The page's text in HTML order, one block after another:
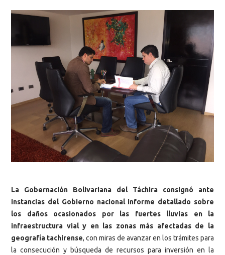
La Gobernación Bolivariana del Táchira consignó ante
instancias del Gobierno nacional informe detallado sobre
los daños ocasionados por las fuertes lluvias en la
infraestructura vial y en las zonas más afectadas de la
geografía tachirense, con miras de avanzar en los trámites para
la consecución y búsqueda de recursos para inversión en la